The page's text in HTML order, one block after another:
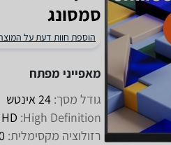
סמסונג
הוספת חוות דעת על
מאפייני מפתח
גודל מסך: 24 אינטש
High Definition:
רזולוציה מקסימלית: